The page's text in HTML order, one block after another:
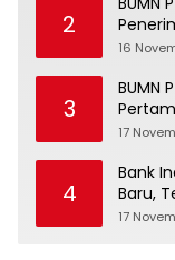
2
16
3
BUMN
17
4
Bank
Baru,
17